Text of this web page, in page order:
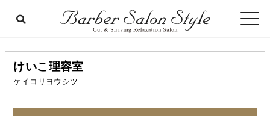
けいこ理容室
ケイコリヨウシツ